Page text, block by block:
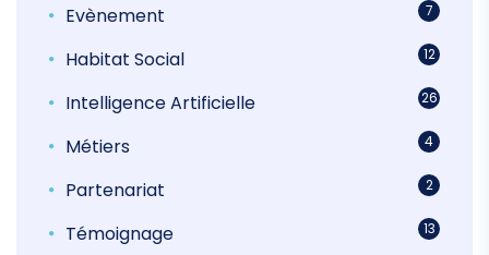
Evènement 7
Habitat Social 12
Intelligence Artificielle 26
Métiers 4
Partenariat 2
Témoignage 13